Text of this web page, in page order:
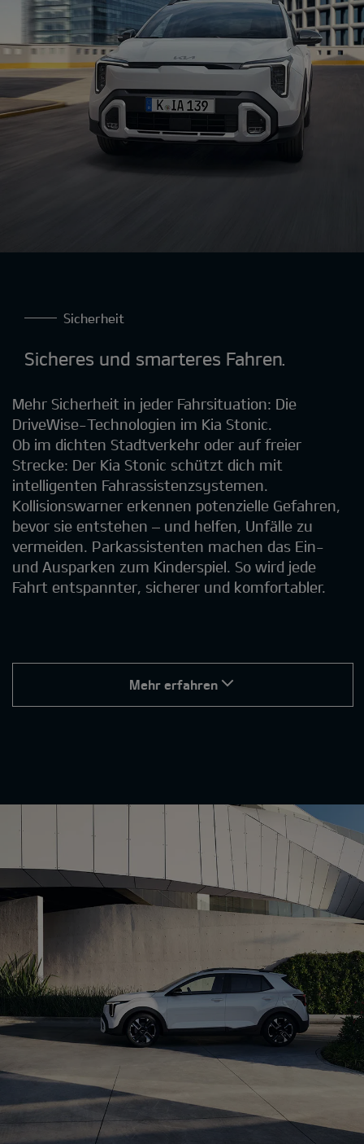
Sicherheit
Sicheres und smarteres Fahren.
Mehr Sicherheit in jeder Fahrsituation: Die
DriveWise-Technologien im Kia Stonic.
Ob im dichten Stadtverkehr oder auf freier
Strecke: Der Kia Stonic schützt dich mit
intelligenten Fahrassistenzsystemen.
Kollisionswarner erkennen potenzielle Gefahren,
bevor sie entstehen – und helfen, Unfälle zu
vermeiden. Parkassistenten machen das Ein-
und Ausparken zum Kinderspiel. So wird jede
Fahrt entspannter, sicherer und komfortabler.
Mehr erfahren